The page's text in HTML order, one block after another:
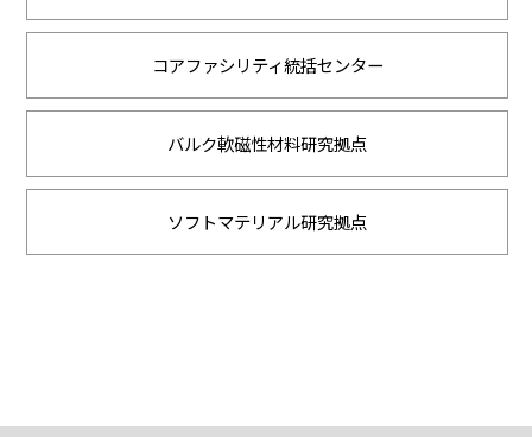
コアファシリティ統括センター
バルク軟磁性材料研究拠点
ソフトマテリアル研究拠点